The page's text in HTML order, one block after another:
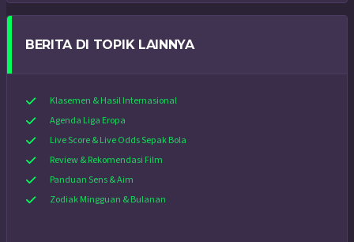
BERITA DI TOPIK LAINNYA
Klasemen & Hasil Internasional
Agenda Liga Eropa
Live Score & Live Odds Sepak Bola
Review & Rekomendasi Film
Panduan Sens & Aim
Zodiak Mingguan & Bulanan